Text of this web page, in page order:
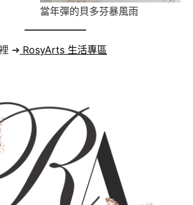
當年彈的貝多芬暴風雨
➜ RosyArts 生活專區